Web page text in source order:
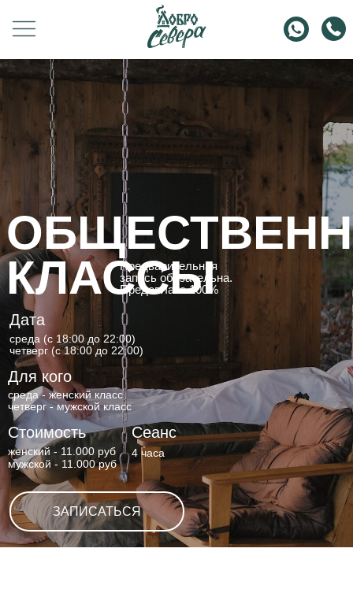
КЛАССЫ
ЗАПИСАТЬСЯ
Дата
среда (с 18:00 до 22:00)
четверг (c 18:00 до 22:00)
Для кого
среда - женский класс
четверг - мужской класс
Стоимость
женский - 11.000 руб
мужской - 11.000 руб
Сеанс
4 часа
Предварительная
запись обязательна.
Предоплата 100%